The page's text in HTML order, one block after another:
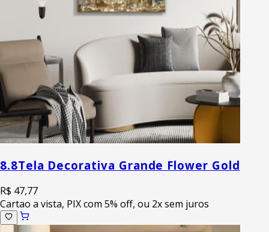
8.8Tela Decorativa Grande Flower Gold
R$ 47,77
Cartao a vista, PIX com 5% off, ou 2x sem juros